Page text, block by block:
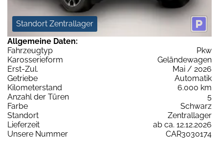
Standort Zentrallager
Allgemeine Daten:
Fahrzeugtyp
Pkw
Karosserieform
Geländewagen
Erst-Zul.
Mai / 2026
Getriebe
Automatik
Kilometerstand
6.000 km
Anzahl der Türen
5
Farbe
Schwarz
Standort
Zentrallager
Lieferzeit
ab ca. 12.12.2026
Unsere Nummer
CAR3030174